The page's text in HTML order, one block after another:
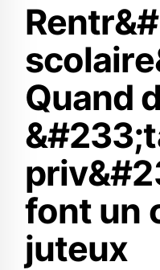
Quand
font un
juteux